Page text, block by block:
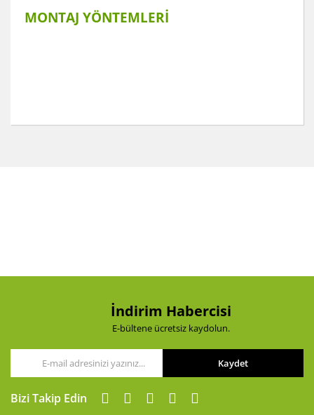
MONTAJ YÖNTEMLERİ
Ürün fiyatı diğer sitelerden daha pahalı.
Gönder
İndirim Habercisi
E-bültene ücretsiz kaydolun.
Kaydet
Bizi Takip Edin